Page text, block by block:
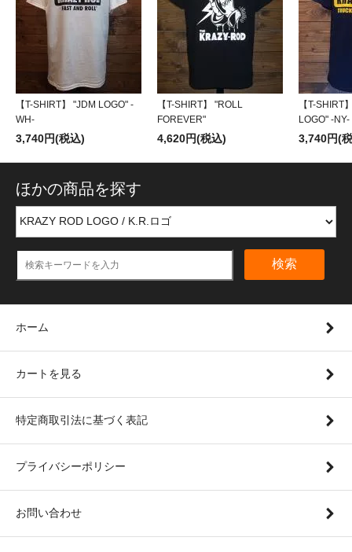
【T-SHIRT】 "JDM LOGO" -
WH-
3,740円(税込)
【T-SHIRT】 "ROLL
FOREVER"
4,620円(税込)
【T-SHIRT
LOGO" -NY-
3,740円(
ほかの商品を探す
検索
ホーム
カートを見る
特定商取引法に基づく表記
プライバシーポリシー
お問い合わせ